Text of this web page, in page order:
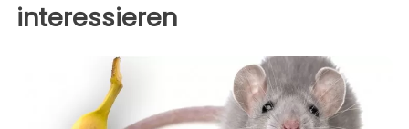
interessieren